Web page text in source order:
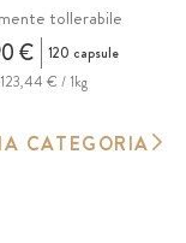
tollerabile
€
120 capsule
123,44 € / 1kg
CATEGORIA